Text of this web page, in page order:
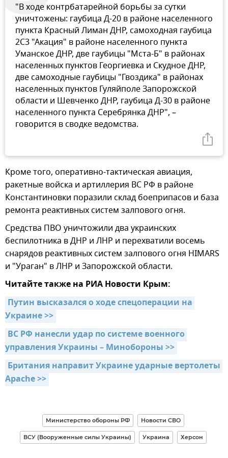
"В ходе контрбатарейной борьбы за сутки
уничтожены: гаубица Д-20 в районе населенного
пункта Красный Лиман ДНР, самоходная гаубица
2С3 "Акация" в районе населенного пункта
Уманское ДНР, две гаубицы "Мста-Б" в районах
населенных пунктов Георгиевка и Скудное ДНР,
две самоходные гаубицы "Гвоздика" в районах
населенных пунктов Гуляйполе Запорожской
области и Шевченко ДНР, гаубица Д-30 в районе
населенного пункта Серебрянка ДНР", –
говорится в сводке ведомства.
Кроме того, оперативно-тактическая авиация,
ракетные войска и артиллерия ВС РФ в районе
Константиновки поразили склад боеприпасов и база
ремонта реактивных систем залпового огня.
Средства ПВО уничтожили два украинских
беспилотника в ДНР и ЛНР и перехватили восемь
снарядов реактивных систем залпового огня HIMARS
и "Ураган" в ЛНР и Запорожской области.
Читайте также на РИА Новости Крым:
Путин высказался о ходе спецоперации на
Украине >>
ВС РФ нанесли удар по системе военного
управления Украины – Минобороны >>
Британия направит Украине ударные вертолеты
Apache >>
Министерство обороны РФ Новости СВО
ВСУ (Вооруженные силы Украины) Украина Херсон